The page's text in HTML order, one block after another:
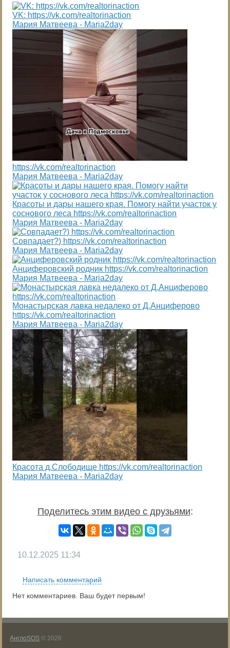
VK: https://vk.com/realtorinaction
Мария Матвеева - Maria2day
https://vk.com/realtorinaction
Мария Матвеева - Maria2day
Красоты и дары нашего края. Помогу найти участок у
соснового леса https://vk.com/realtorinaction
Мария Матвеева - Maria2day
Совпадает?) https://vk.com/realtorinaction
Мария Матвеева - Maria2day
Анциферовский родник https://vk.com/realtorinaction
Мария Матвеева - Maria2day
Монастырская лавка недалеко от Д.Анциферово
https://vk.com/realtorinaction
Мария Матвеева - Maria2day
Красота д.Слободище https://vk.com/realtorinaction
Мария Матвеева - Maria2day
Поделитесь этим видео с друзьями:
10.12.2025 11:34
Написать комментарий
Нет комментариев. Ваш будет первым!
АнглоSOS © 2026